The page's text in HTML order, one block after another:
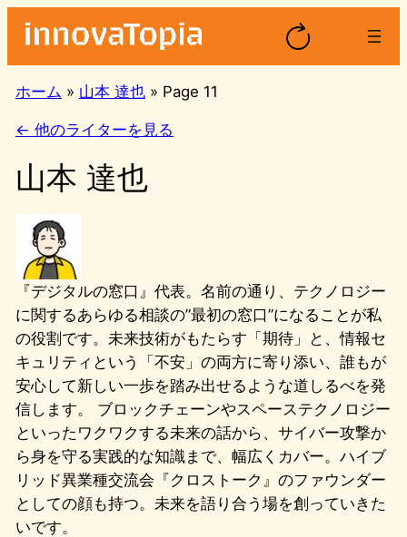
を
ス
ッ
ホーム » 山本 達也 » Page 11
← 他のライターを見る
山本 達也
『デジタルの窓口』代表。名前の通り、テクノロジー
に関するあらゆる相談の”最初の窓口”になることが私
の役割です。未来技術がもたらす「期待」と、情報セ
キュリティという「不安」の両方に寄り添い、誰もが
安心して新しい一歩を踏み出せるような道しるべを発
信します。 ブロックチェーンやスペーステクノロジー
といったワクワクする未来の話から、サイバー攻撃か
ら身を守る実践的な知識まで、幅広くカバー。ハイブ
リッド異業種交流会『クロストーク』のファウンダー
としての顔も持つ。未来を語り合う場を創っていきた
いです。